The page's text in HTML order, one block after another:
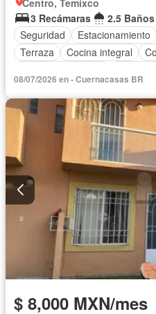
3 Recámaras
2.5 Baños
Seguridad
Estacionamiento
Terraza
Cocina integral
Televisión por cable
Asador
Caseta de vigilancia
Permite niños
Solo familias
08/07/2026 en - Cuernacasas BR
$ 8,000 MXN/mes